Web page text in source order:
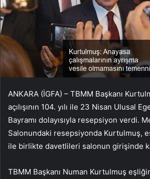
ANKARA (İGFA) – TBMM Başkanı
açılışının 104. yılı ile 23 Nisan Ulusal
Bayramı dolayısıyla resepsiyon verdi.
Salonundaki resepsiyonda Kurtulmuş,
ile birlikte davetlileri salonun girişinde
TBMM Başkanı Numan Kurtulmuş